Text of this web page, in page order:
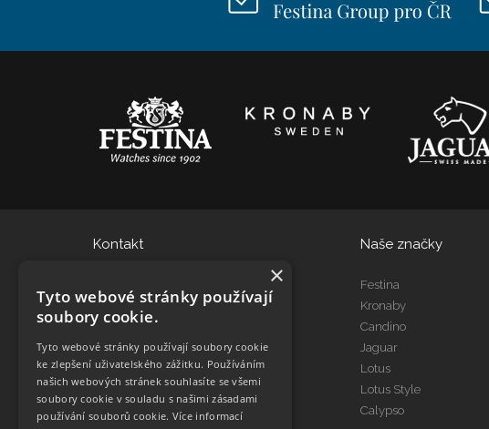
Kontakt
466 615 080
Kontakt Servis
servis@dtgroup.cz
466 615 078
Naše značky
Festina
Kronaby
Candino
Jaguar
Lotus
Lotus Style
Calypso
×
Tyto webové stránky používají
soubory cookie.
Tyto webové stránky používají soubory cookie
ke zlepšení uživatelského zážitku. Používáním
našich webových stránek souhlasíte se všemi
soubory cookie v souladu s našimi zásadami
používání souborů cookie. Více informací